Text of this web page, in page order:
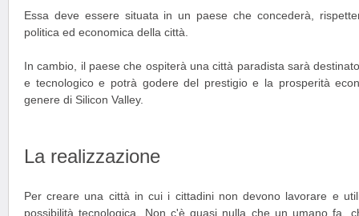
Essa deve essere situata in un paese che concederà,
politica ed economica della città.
In cambio, il paese che ospiterà una città paradista sarà
e tecnologico e potrà godere del prestigio e la prosperità
genere di Silicon Valley.
La realizzazione
Per creare una città in cui i cittadini non devono lavorare e
possibilità tecnologica. Non c'è quasi nulla che un umano fa,